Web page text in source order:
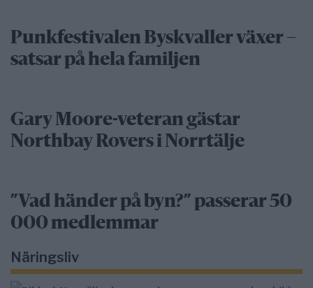
Punkfestivalen Byskvaller växer –
satsar på hela familjen
Gary Moore-veteran gästar
Northbay Rovers i Norrtälje
”Vad händer på byn?” passerar 50
000 medlemmar
Näringsliv